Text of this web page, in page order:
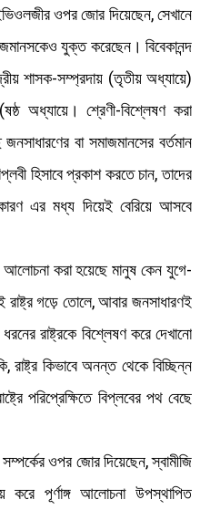
ওপর জোর দিয়েছেন, সেখানে
যুক্ত করেছেন। বিবেকানন্দ
শাসক-সম্প্রদায় (তৃতীয় অধ্যায়ে)
অধ্যায়ে। শ্রেণী-বিশ্লেষণ করা
বা সমাজমানসের বর্তমান
হিসাবে প্রকাশ করতে চান, তাদের
এর মধ্য দিয়েই বেরিয়ে আসবে
আলােচনা করা হয়েছে মানুষ কেন যুগে-
গড়ে তোলে, আবার জনসাধারণই
রাষ্ট্রকে বিশ্লেষণ করে দেখানাে
রাষ্ট্র কিভাবে অনন্ত থেকে বিচ্ছিন্ন
পরিপ্রেক্ষিতে বিপ্লবের পথ বেছে
ওপর জোর দিয়েছেন, স্বামীজি
করে পূর্ণাঙ্গ আলোচনা উপস্থাপিত